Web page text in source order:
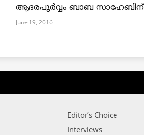
ആദരപൂര്‍വ്വം ബാബ സാഹേബിന്
June 19, 2016
Editor’s Choice
Interviews